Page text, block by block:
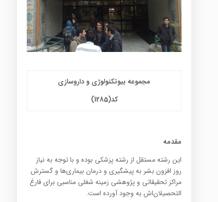
مجموعه بیوتکنولوژی و داروسازی
کد(1285)
مقدمه
اين رشته مستقل از رشته پزشكي بوده و با توجه به نياز
روز افزون بشر به پيشگيري و درمان بيماري‌ها و گسترش
مراكز تحقيقاتي و پژوهشي زمينه شغلي مناسبي براي فارغ
التحصيلان‌اش به وجود آورده است.